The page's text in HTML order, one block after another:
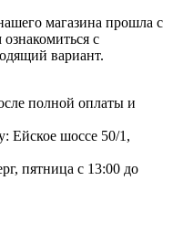
магазина прошла с
с
вариант.
полной оплаты и
Ейское шоссе 50/1,
пятница с 13:00 до